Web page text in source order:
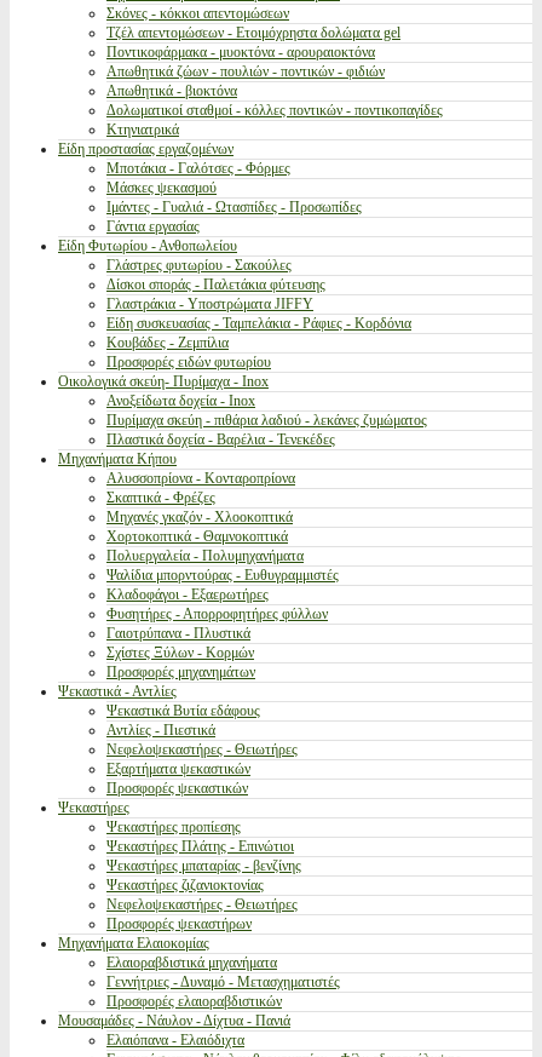
Σκόνες - κόκκοι απεντομώσεων
Τζέλ απεντομώσεων - Ετοιμόχρηστα δολώματα gel
Ποντικοφάρμακα - μυοκτόνα - αρουραιοκτόνα
Απωθητικά ζώων - πουλιών - ποντικών - φιδιών
Απωθητικά - βιοκτόνα
Δολωματικοί σταθμοί - κόλλες ποντικών - ποντικοπαγίδες
Κτηνιατρικά
Είδη προστασίας εργαζομένων
Μποτάκια - Γαλότσες - Φόρμες
Μάσκες ψεκασμού
Ιμάντες - Γυαλιά - Ωτασπίδες - Προσωπίδες
Γάντια εργασίας
Είδη Φυτωρίου - Ανθοπωλείου
Γλάστρες φυτωρίου - Σακούλες
Δίσκοι σποράς - Παλετάκια φύτευσης
Γλαστράκια - Υποστρώματα JIFFY
Είδη συσκευασίας - Ταμπελάκια - Ράφιες - Κορδόνια
Κουβάδες - Ζεμπίλια
Προσφορές ειδών φυτωρίου
Οικολογικά σκεύη- Πυρίμαχα - Inox
Ανοξείδωτα δοχεία - Inox
Πυρίμαχα σκεύη - πιθάρια λαδιού - λεκάνες ζυμώματος
Πλαστικά δοχεία - Βαρέλια - Τενεκέδες
Μηχανήματα Κήπου
Αλυσσοπρίονα - Κονταροπρίονα
Σκαπτικά - Φρέζες
Μηχανές γκαζόν - Χλοοκοπτικά
Χορτοκοπτικά - Θαμνοκοπτικά
Πολυεργαλεία - Πολυμηχανήματα
Ψαλίδια μπορντούρας - Ευθυγραμμιστές
Κλαδοφάγοι - Εξαερωτήρες
Φυσητήρες - Απορροφητήρες φύλλων
Γαιοτρύπανα - Πλυστικά
Σχίστες Ξύλων - Κορμών
Προσφορές μηχανημάτων
Ψεκαστικά - Αντλίες
Ψεκαστικά Βυτία εδάφους
Αντλίες - Πιεστικά
Νεφελοψεκαστήρες - Θειωτήρες
Εξαρτήματα ψεκαστικών
Προσφορές ψεκαστικών
Ψεκαστήρες
Ψεκαστήρες προπίεσης
Ψεκαστήρες Πλάτης - Επινώτιοι
Ψεκαστήρες μπαταρίας - βενζίνης
Ψεκαστήρες ζιζανιοκτονίας
Νεφελοψεκαστήρες - Θειωτήρες
Προσφορές ψεκαστήρων
Μηχανήματα Ελαιοκομίας
Ελαιοραβδιστικά μηχανήματα
Γεννήτριες - Δυναμό - Μετασχηματιστές
Προσφορές ελαιοραβδιστικών
Μουσαμάδες - Νάυλον - Δίχτυα - Πανιά
Ελαιόπανα - Ελαιόδιχτα